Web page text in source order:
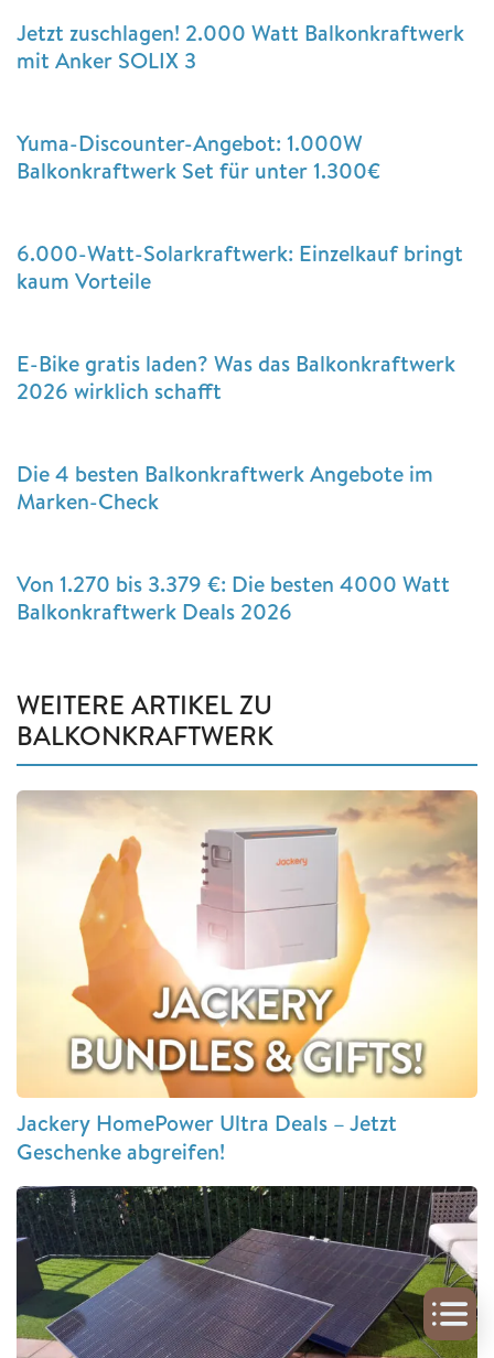
Jetzt zuschlagen! 2.000 Watt Balkonkraftwerk
mit Anker SOLIX 3
Yuma-Discounter-Angebot: 1.000W
Balkonkraftwerk Set für unter 1.300€
6.000-Watt-Solarkraftwerk: Einzelkauf bringt
kaum Vorteile
E-Bike gratis laden? Was das Balkonkraftwerk
2026 wirklich schafft
Die 4 besten Balkonkraftwerk Angebote im
Marken-Check
Von 1.270 bis 3.379 €: Die besten 4000 Watt
Balkonkraftwerk Deals 2026
WEITERE ARTIKEL ZU
BALKONKRAFTWERK
Jackery HomePower Ultra Deals – Jetzt
Geschenke abgreifen!